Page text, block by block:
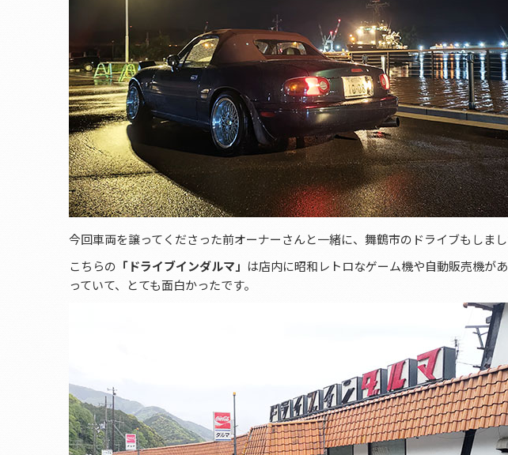
今回車両を譲ってくださった前オーナーさんと一緒に、舞鶴市のドライブもしまし
こちらの 「ドライブインダルマ」 は店内に昭和レトロなゲーム機や自動販売機が
っていて、とても面白かったです。